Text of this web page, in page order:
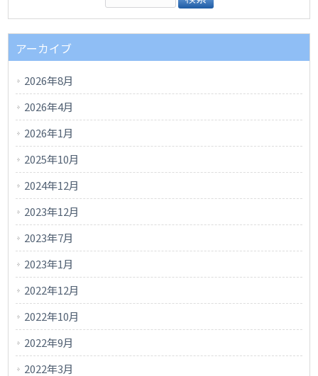
アーカイブ
2026年8月
2026年4月
2026年1月
2025年10月
2024年12月
2023年12月
2023年7月
2023年1月
2022年12月
2022年10月
2022年9月
2022年3月